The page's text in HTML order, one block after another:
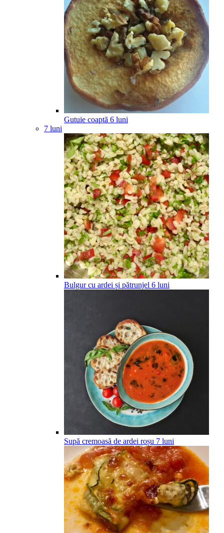
Gutuie coaptă 6 luni
7 luni
Bulgur cu ardei și pătrunjel 6 luni
Supă cremoasă de ardei roșu 7 luni